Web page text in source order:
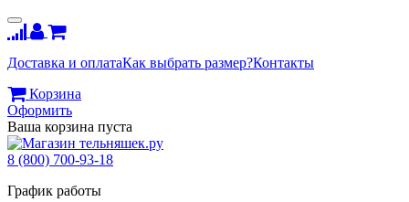
Доставка и оплатаКак выбрать размер?Контакты
Корзина
Оформить
Ваша корзина пуста
8 (800) 700-93-18
График работы